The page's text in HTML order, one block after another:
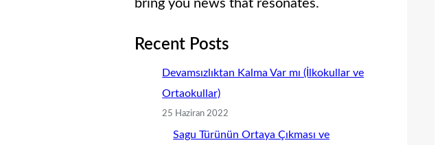
bring you news that resonates.
Recent Posts
Devamsızlıktan Kalma Var mı (İlkokullar ve
Ortaokullar)
25 Haziran 2022
Sagu Türünün Ortaya Çıkması ve